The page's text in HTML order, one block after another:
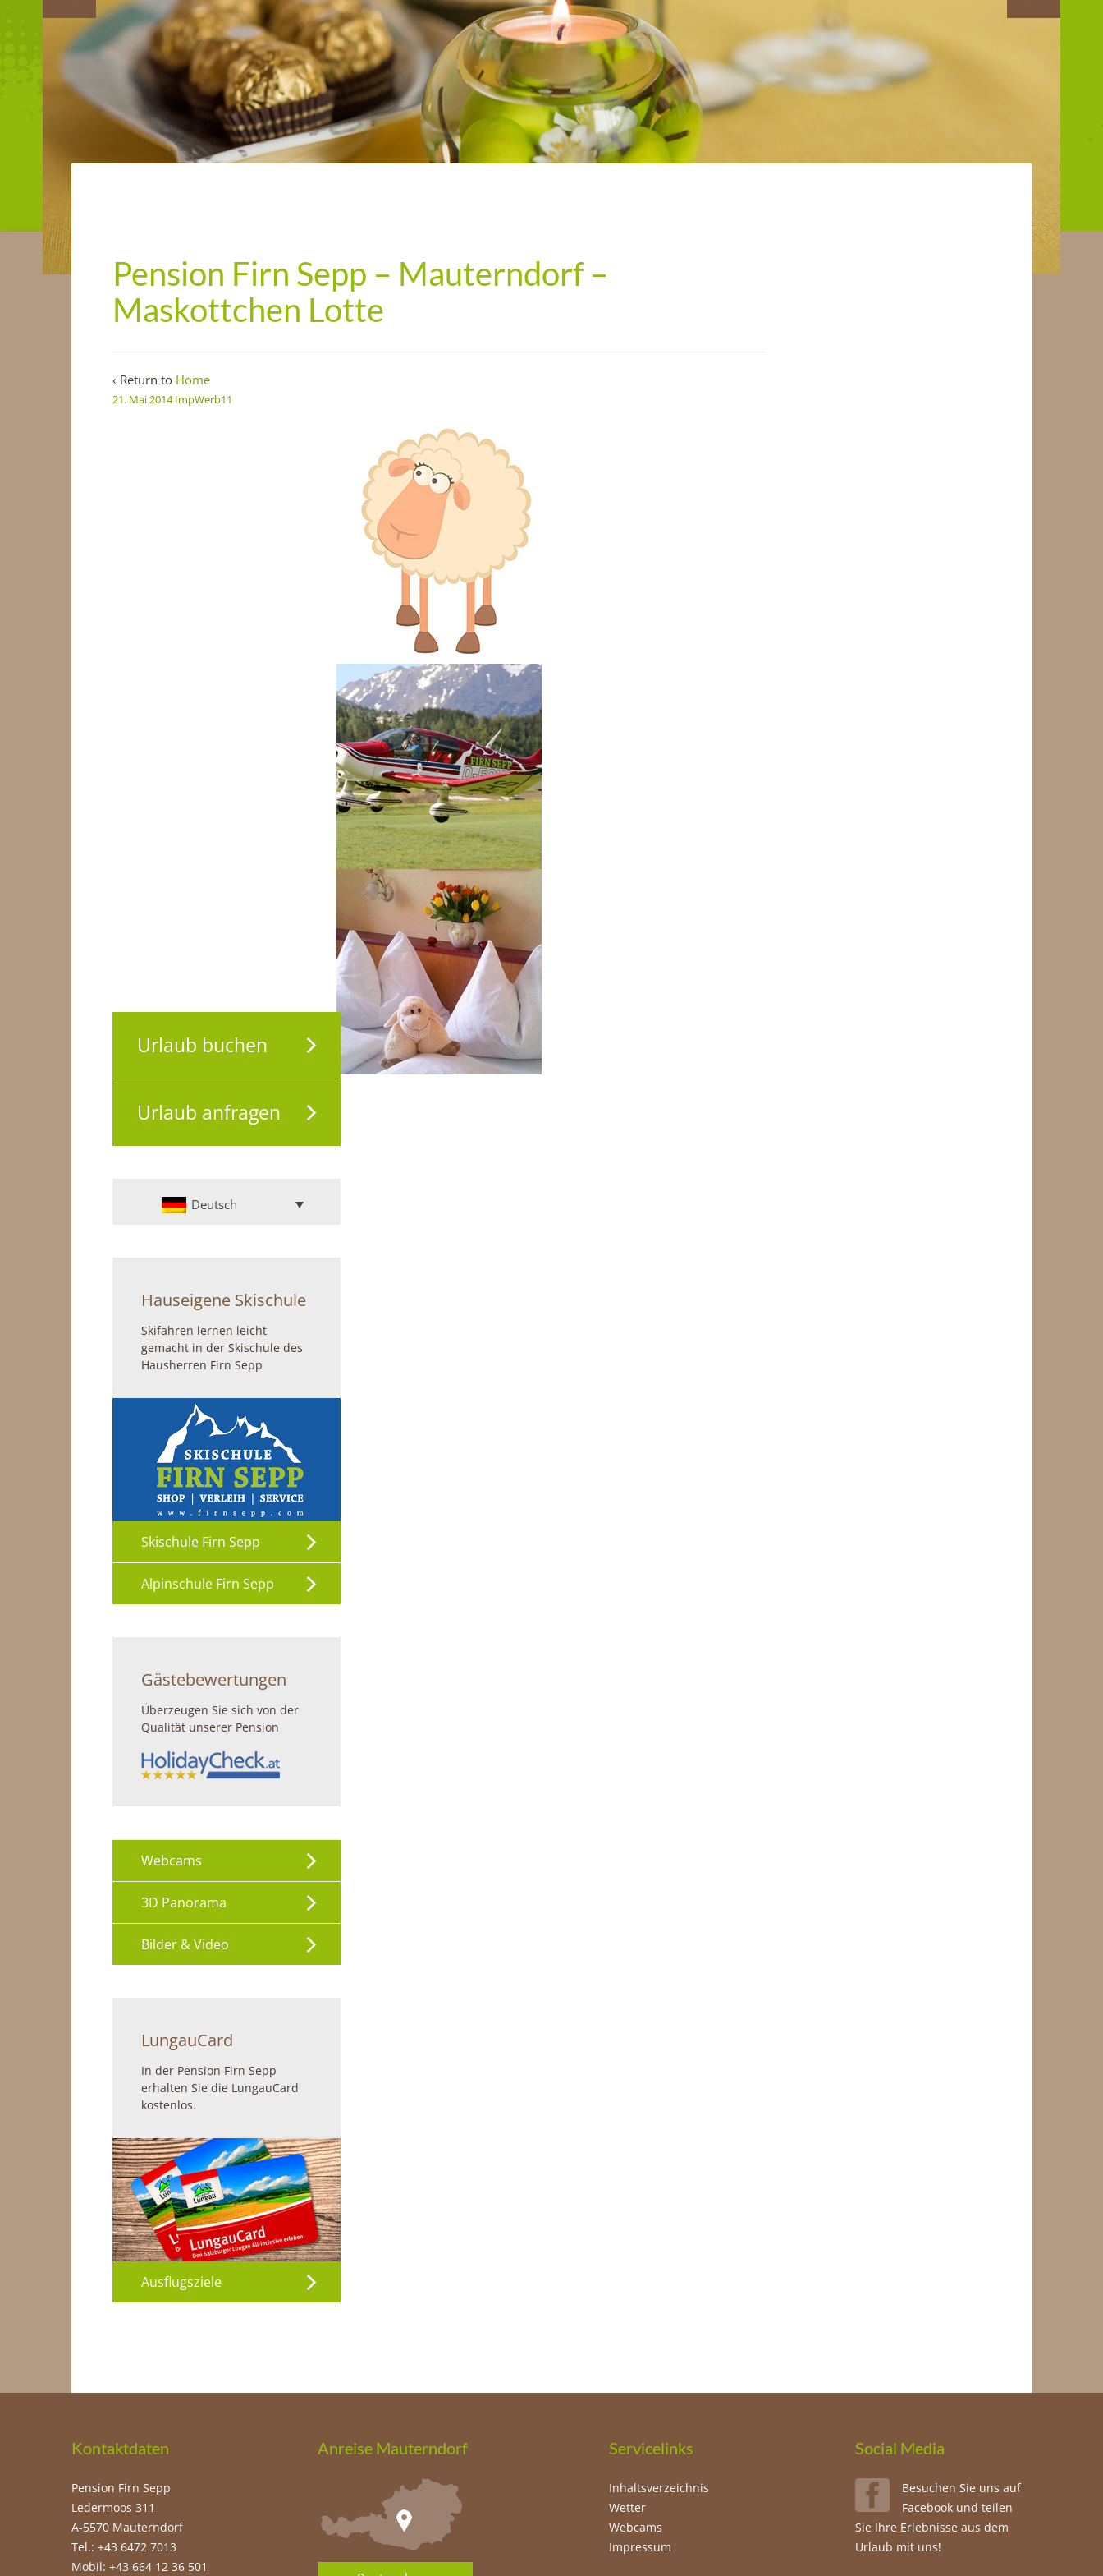
Pension Firn Sepp – Mauterndorf –
Maskottchen Lotte
‹ Return to Home
21. Mai 2014 ImpWerb11
Urlaub buchen
Urlaub anfragen
Deutsch
Hauseigene Skischule
Skifahren lernen leicht
gemacht in der Skischule des
Hausherren Firn Sepp
Skischule Firn Sepp
Alpinschule Firn Sepp
Gästebewertungen
Überzeugen Sie sich von der
Qualität unserer Pension
Webcams
3D Panorama
Bilder & Video
LungauCard
In der Pension Firn Sepp
erhalten Sie die LungauCard
kostenlos.
Ausflugsziele
Kontaktdaten
Pension Firn Sepp
Ledermoos 311
A-5570 Mauterndorf
Tel.: +43 6472 7013
Mobil: +43 664 12 36 501
Anreise Mauterndorf Servicelinks
Inhaltsverzeichnis
Wetter
Webcams
Impressum
Social Media
Besuchen Sie uns auf
Facebook und teilen
Sie Ihre Erlebnisse aus dem
Urlaub mit uns!